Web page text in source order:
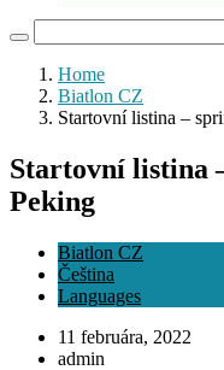
Home
Biatlon CZ
Startovní listina –
Startovní listina
Peking
Biatlon CZ
Čeština
Languages
11 februára, 2022
admin